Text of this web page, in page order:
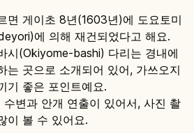
면 게이초 8년(1603년)에 도요토미
에 의해 재건되었다고 해요.
시(Okiyome-bashi) 다리는 경내에
는 곳으로 소개되어 있어, 가쓰오지
기 좋은 포인트예요.
변과 안개 연출이 있어서, 사진 촬
이 볼 수 있어요.